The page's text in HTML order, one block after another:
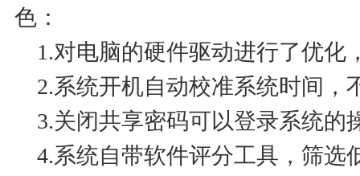
色：
1.对电脑的硬件驱动进行了优化
2.系统开机自动校准系统时间，
3.关闭共享密码可以登录系统的
4.系统自带软件评分工具，筛选